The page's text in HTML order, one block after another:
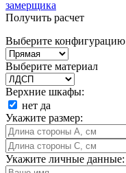
замерщика
Получить расчет
Выберите конфигурацию
Выберите материал
Верхние шкафы:
нет да
Укажите размер:
Укажите личные данные: